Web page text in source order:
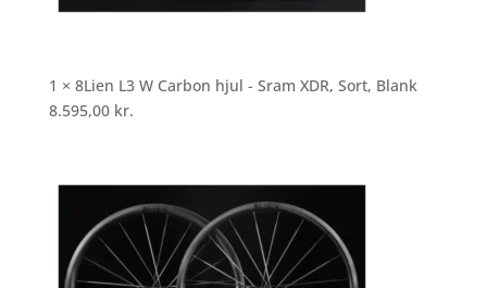
1 × 8Lien L3 W Carbon hjul - Sram XDR, Sort, Blank
8.595,00 kr.